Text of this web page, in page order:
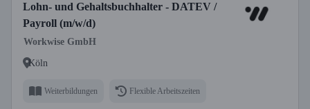
Lohn- und Gehaltsbuchhalter - DATEV /
Payroll (m/w/d)
Workwise GmbH
Köln
Weiterbildungen Flexible Arbeitszeiten